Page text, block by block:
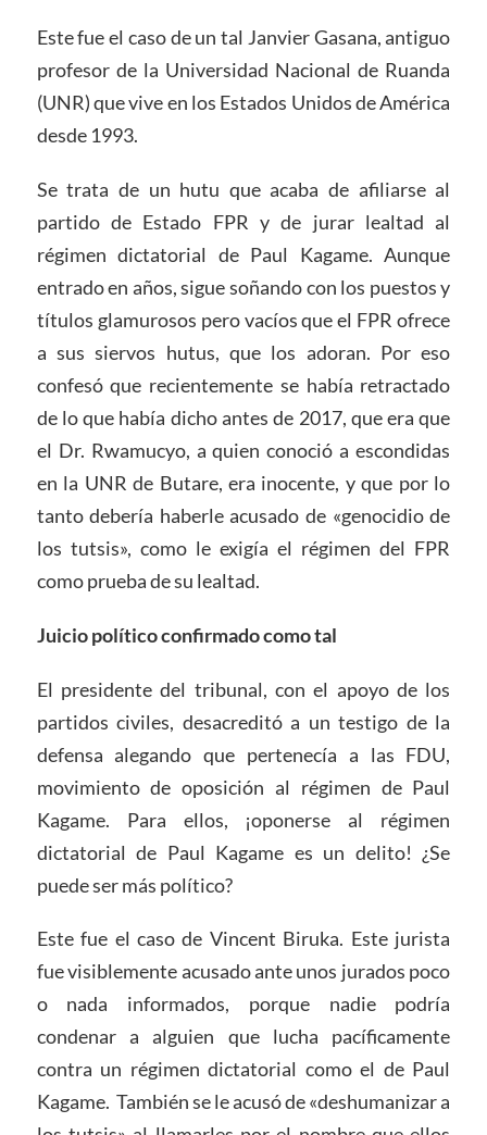
Este fue el caso de un tal Janvier Gasana, antiguo
profesor de la Universidad Nacional de Ruanda
(UNR) que vive en los Estados Unidos de América
desde 1993.
Se trata de un hutu que acaba de afiliarse al
partido de Estado FPR y de jurar lealtad al
régimen dictatorial de Paul Kagame. Aunque
entrado en años, sigue soñando con los puestos y
títulos glamurosos pero vacíos que el FPR ofrece
a sus siervos hutus, que los adoran. Por eso
confesó que recientemente se había retractado
de lo que había dicho antes de 2017, que era que
el Dr. Rwamucyo, a quien conoció a escondidas
en la UNR de Butare, era inocente, y que por lo
tanto debería haberle acusado de «genocidio de
los tutsis», como le exigía el régimen del FPR
como prueba de su lealtad.
Juicio político confirmado como tal
El presidente del tribunal, con el apoyo de los
partidos civiles, desacreditó a un testigo de la
defensa alegando que pertenecía a las FDU,
movimiento de oposición al régimen de Paul
Kagame. Para ellos, ¡oponerse al régimen
dictatorial de Paul Kagame es un delito! ¿Se
puede ser más político?
Este fue el caso de Vincent Biruka. Este jurista
fue visiblemente acusado ante unos jurados poco
o nada informados, porque nadie podría
condenar a alguien que lucha pacíficamente
contra un régimen dictatorial como el de Paul
Kagame. También se le acusó de «deshumanizar a